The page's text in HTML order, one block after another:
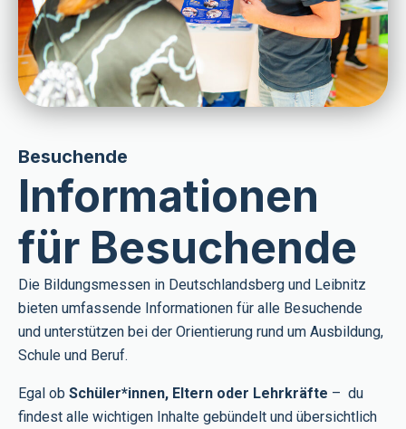
Besuchende
Informationen
für Besuchende
Die Bildungsmessen in Deutschlandsberg und Leibnitz
bieten umfassende Informationen für alle Besuchende
und unterstützen bei der Orientierung rund um Ausbildung,
Schule und Beruf.
Egal ob Schüler*innen, Eltern oder Lehrkräfte – du
findest alle wichtigen Inhalte gebündelt und übersichtlich